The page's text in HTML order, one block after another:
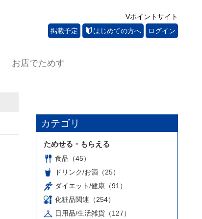
Vポイントサイト
掲載予定
はじめての方へ ログイン
お店でためす
カテゴリ
ためせる・もらえる
食品（45）
ドリンク/お酒（25）
ダイエット/健康（91）
化粧品関連（254）
日用品/生活雑貨（127）